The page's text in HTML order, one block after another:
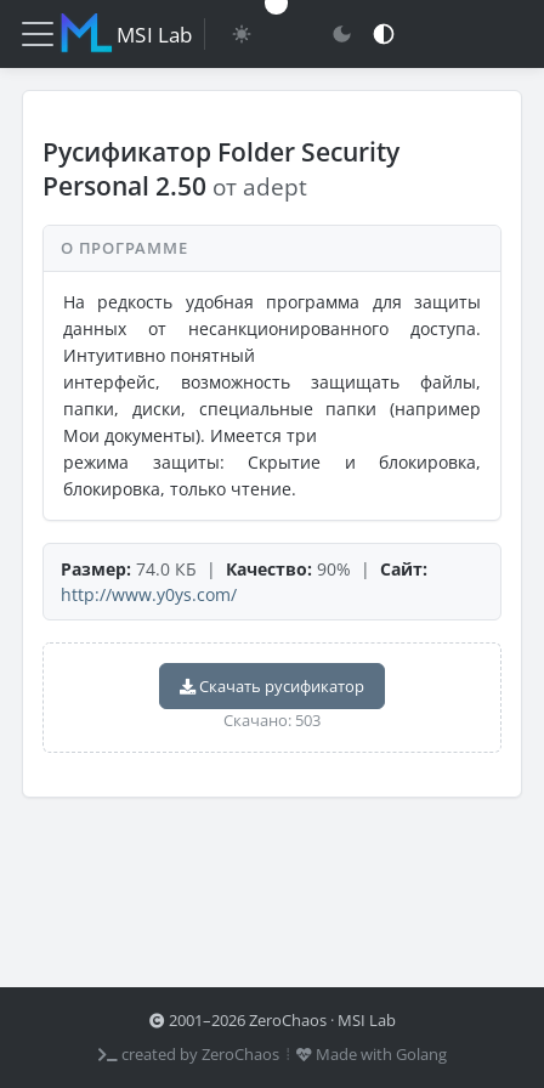
MSI Lab
Русификатор Folder Security
Personal 2.50 от adept
О ПРОГРАММЕ
На редкость удобная программа для защиты
данных от несанкционированного доступа.
Интуитивно понятный
интерфейс, возможность защищать файлы,
папки, диски, специальные папки (например
Мои документы). Имеется три
режима защиты: Скрытие и блокировка,
блокировка, только чтение.
Размер: 74.0 КБ | Качество: 90% | Сайт:
http://www.y0ys.com/
Скачать русификатор
Скачано: 503
2001–2026 ZeroChaos · MSI Lab
created by ZeroChaos ⦙
Made with Golang